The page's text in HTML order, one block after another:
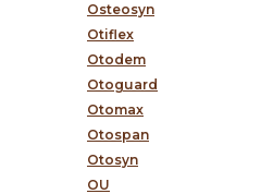
Osteosyn
Otiflex
Otodem
Otoguard
Otomax
Otospan
Otosyn
OU